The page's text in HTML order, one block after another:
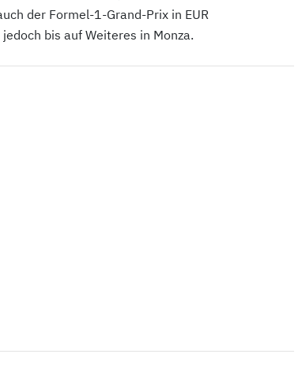
der Formel-1-Grand-Prix in EUR
bis auf Weiteres in Monza.